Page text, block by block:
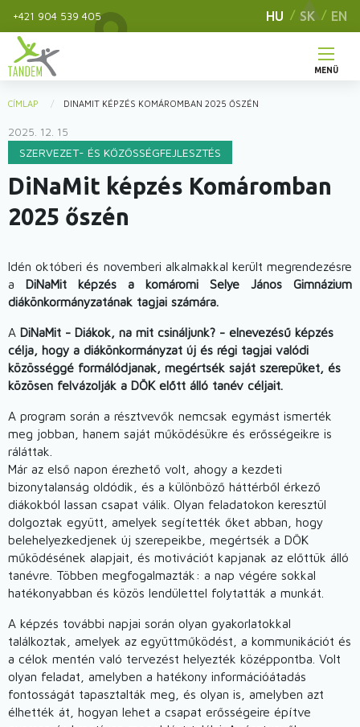
tartalomra
+421 904 539 405 HU SK EN
Main
navigation
MENÜ
are
here
CÍMLAP DINAMIT KÉPZÉS KOMÁROMBAN 2025 ŐSZÉN
2025. 12. 15
SZERVEZET- ÉS KÖZÖSSÉGFEJLESZTÉS
DiNaMit képzés Komáromban
2025 őszén
Idén októberi és novemberi alkalmakkal került megrendezésre
a DiNaMit képzés a komáromi Selye János Gimnázium
diákönkormányzatának tagjai számára.
A DiNaMit - Diákok, na mit csináljunk? - elnevezésű képzés
célja, hogy a diákönkormányzat új és régi tagjai valódi
közösséggé formálódjanak, megértsék saját szerepüket, és
közösen felvázolják a DÖK előtt álló tanév céljait.
A program során a résztvevők nemcsak egymást ismerték
meg jobban, hanem saját működésükre és erősségeikre is
ráláttak.
Már az első napon érezhető volt, ahogy a kezdeti
bizonytalanság oldódik, és a különböző háttérből érkező
diákokból lassan csapat válik. Olyan feladatokon keresztül
dolgoztak együtt, amelyek segítették őket abban, hogy
belehelyezkedjenek új szerepeikbe, megértsék a DÖK
működésének alapjait, és motivációt kapjanak az előttük álló
tanévre. Többen megfogalmazták: a nap végére sokkal
hatékonyabban és közös lendülettel folytatták a munkát.
A képzés további napjai során olyan gyakorlatokkal
találkoztak, amelyek az együttműködést, a kommunikációt és
a célok mentén való tervezést helyezték középpontba. Volt
olyan feladat, amelyben a hatékony információátadás
fontosságát tapasztalták meg, és olyan is, amelyben azt
élhették át, hogyan lehet a csapat erősségeire építve